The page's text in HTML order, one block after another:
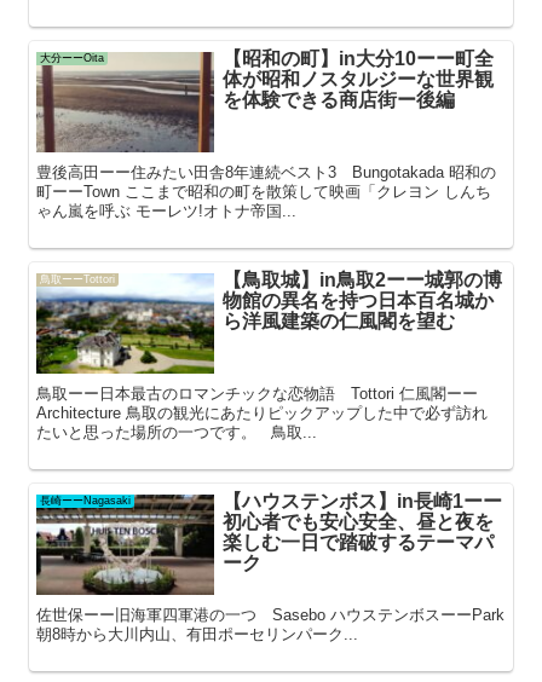
大分ーーOita
【昭和の町】in大分10ーー町全
体が昭和ノスタルジーな世界観
を体験できる商店街ー後編
豊後高田ーー住みたい田舎8年連続ベスト3 Bungotakada 昭和の
町ーーTown ここまで昭和の町を散策して映画「クレヨン しんち
ゃん嵐を呼ぶ モーレツ!オトナ帝国...
鳥取ーーTottori
【鳥取城】in鳥取2ーー城郭の博
物館の異名を持つ日本百名城か
ら洋風建築の仁風閣を望む
鳥取ーー日本最古のロマンチックな恋物語 Tottori 仁風閣ーー
Architecture 鳥取の観光にあたりピックアップした中で必ず訪れ
たいと思った場所の一つです。 鳥取...
長崎ーーNagasaki
【ハウステンボス】in長崎1ーー
初心者でも安心安全、昼と夜を
楽しむ一日で踏破するテーマパ
ーク
佐世保ーー旧海軍四軍港の一つ Sasebo ハウステンボスーーPark
朝8時から大川内山、有田ポーセリンパーク...